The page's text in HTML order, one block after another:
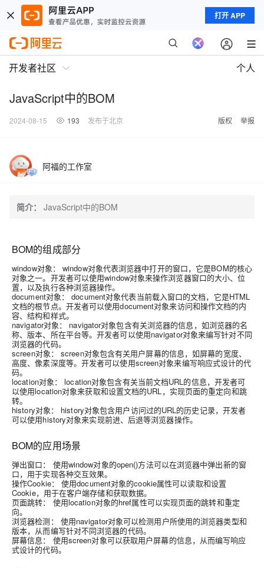
打开 APP
开发者社区 个人
JavaScript中的BOM
2024-08-15 193 发布于北京 版权 举报
阿福的工作室
简介： JavaScript中的BOM
BOM的组成部分
window对象：
window对象代表浏览器中打开的窗口，它是BOM的核心
对象之一。开发者可以使用window对象来操作浏览器窗口的大小、位
置，以及执行各种浏览器操作。
document对象：
document对象代表当前载入窗口的文档，它是HTML
文档的根节点。开发者可以使用document对象来访问和操作文档的内
容、结构和样式。
navigator对象：
navigator对象包含有关浏览器的信息，如浏览器的名
称、版本、所在平台等。开发者可以使用navigator对象来编写针对不同
浏览器的代码。
screen对象：
screen对象包含有关用户屏幕的信息，如屏幕的宽度、
高度、像素深度等。开发者可以使用screen对象来编写响应式设计的代
码。
location对象：
location对象包含有关当前文档URL的信息，开发者可
以使用location对象来获取和设置文档的URL，实现页面的重定向和跳
转。
history对象：
history对象包含用户访问过的URL的历史记录，开发者
可以使用history对象来实现前进、后退等浏览器操作。
BOM的应用场景
弹出窗口：
使用window对象的open()方法可以在浏览器中弹出新的窗
口，用于实现各种交互效果。
操作Cookie：
使用document对象的cookie属性可以读取和设置
Cookie，用于在客户端存储和获取数据。
页面跳转：
使用location对象的href属性可以实现页面的跳转和重定
向。
浏览器检测：
使用navigator对象可以检测用户所使用的浏览器类型和
版本，从而编写针对不同浏览器的代码。
屏幕信息：
使用screen对象可以获取用户屏幕的信息，从而编写响应
式设计的代码。